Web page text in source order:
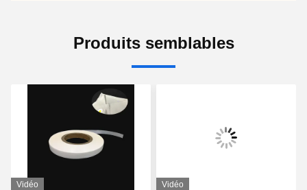
Produits semblables
Vidéo Vidéo